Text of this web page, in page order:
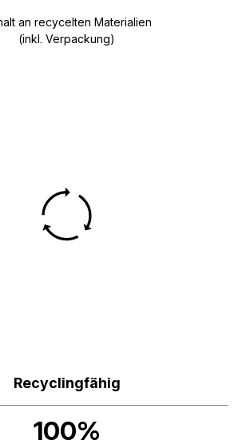
an recycelten Materialien
(inkl. Verpackung)
Recyclingfähig
100%